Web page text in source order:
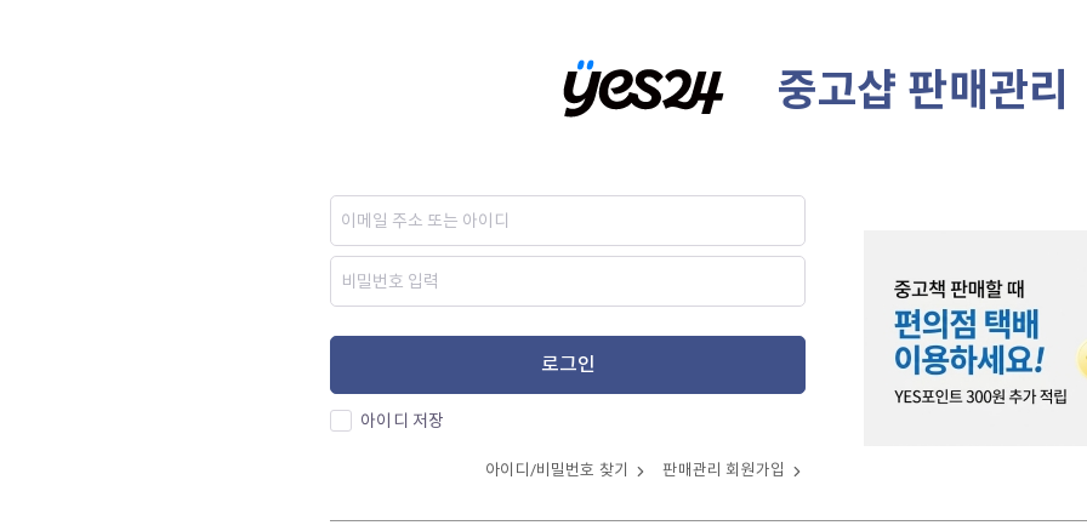
중고샵 판매관리
로그인
아이디 저장
아이디/비밀번호 찾기 판매관리 회원가입